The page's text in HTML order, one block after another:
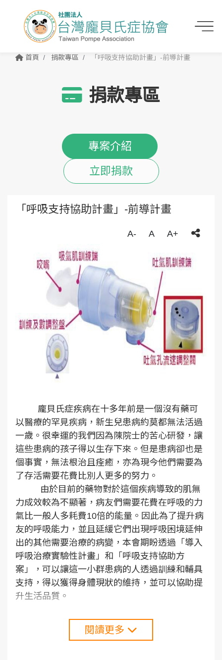
首頁 捐款專區 「呼吸支持協助計畫」-前導計畫
捐款專區
專案介紹
立即捐款
「呼吸支持協助計畫」-前導計畫
A- A A+
龐貝氏症疾病在十多年前是一個沒有藥可
以醫療的罕見疾病，新生兒患病約莫都無法活過
一歲。很幸運的我們因為陳院士的苦心研發，讓
這些患病的孩子得以生存下來。但是患病卻也是
個事實，無法根治且痊癒，亦為現今他們需要為
了存活需要花費比別人更多的努力。
由於目前的藥物對於這個疾病導致的肌無
力成效較為不顯著，病友們需要花費在呼吸的力
氣比一般人多耗費10倍的能量。因此為了提升病
友的呼吸能力，並且延緩它們出現呼吸困境延伸
出的其他需要治療的病變，本會期盼透過「導入
呼吸治療實驗性計畫」和「呼吸支持協助方
案」，可以讓這一小群患病的人透過訓練和輔具
支持，得以獲得身體現狀的維持，並可以協助提
升生活品質。
閱讀更多